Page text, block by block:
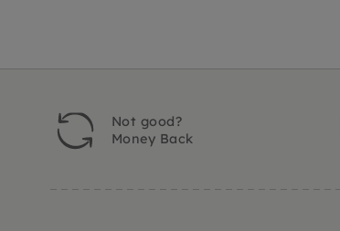
Not good?
Money Back